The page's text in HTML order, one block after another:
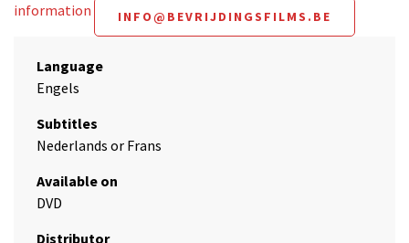
information
INFO@BEVRIJDINGSFILMS.BE
Language
Engels
Subtitles
Nederlands or Frans
Available on
DVD
Distributor